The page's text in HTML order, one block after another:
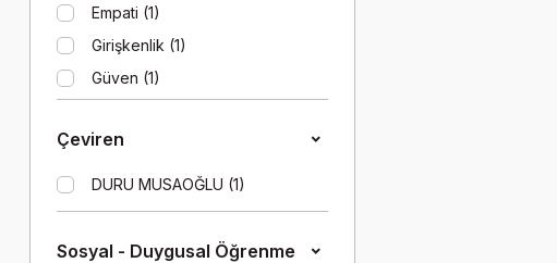
Empati (1)
Girişkenlik (1)
Güven (1)
(1)
(1)
Sorumluluk (1)
Çeviren
DURU MUSAOĞLU (1)
Sosyal - Duygusal Öğrenme